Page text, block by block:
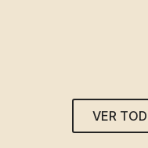
VER